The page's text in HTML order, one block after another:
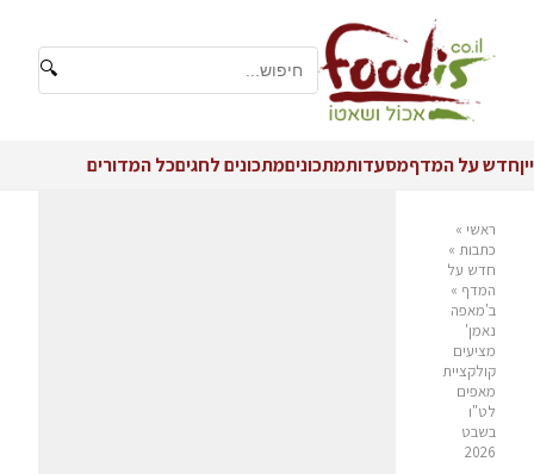
🔍
ייןחדש על המדףמסעדותמתכוניםמתכונים לחגיםכל המדורים
ראשי »
כתבות »
חדש על
המדף »
ב'מאפה
נאמן'
מציעים
קולקציית
מאפים
לט"ו
בשבט
2026